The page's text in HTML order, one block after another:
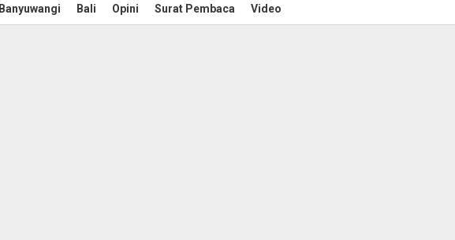
Banyuwangi Bali Opini Surat Pembaca Video